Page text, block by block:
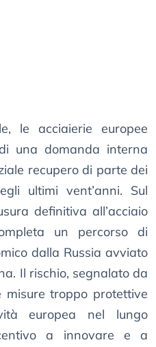
le acciaierie europee
una domanda interna
recupero di parte dei
ultimi vent’anni. Sul
definitiva all’acciaio
un percorso di
dalla Russia avviato
Il rischio, segnalato da
misure troppo protettive
europea nel lungo
a innovare e a